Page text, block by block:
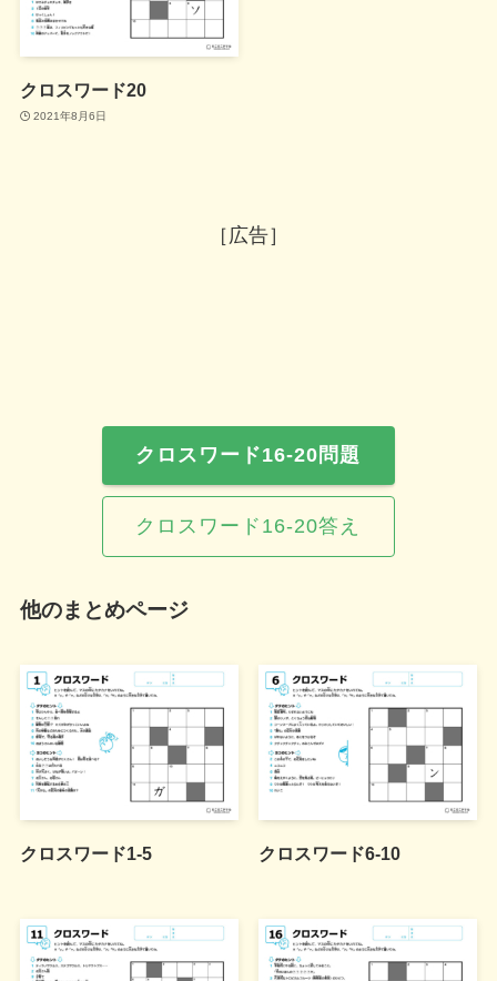
クロスワード20
2021年8月6日
［広告］
クロスワード16-20問題
クロスワード16-20答え
他のまとめページ
クロスワード1-5 クロスワード6-10